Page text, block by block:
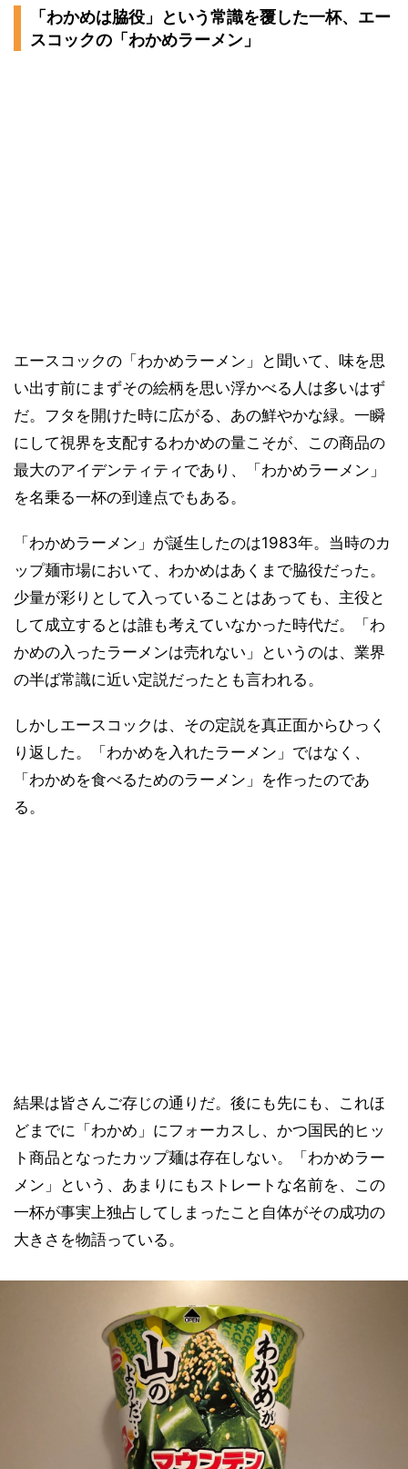
「わかめは脇役」という常識を覆した一杯、エー
スコックの「わかめラーメン」
エースコックの「わかめラーメン」と聞いて、味を思
い出す前にまずその絵柄を思い浮かべる人は多いはず
だ。フタを開けた時に広がる、あの鮮やかな緑。一瞬
にして視界を支配するわかめの量こそが、この商品の
最大のアイデンティティであり、「わかめラーメン」
を名乗る一杯の到達点でもある。
「わかめラーメン」が誕生したのは1983年。当時のカ
ップ麺市場において、わかめはあくまで脇役だった。
少量が彩りとして入っていることはあっても、主役と
して成立するとは誰も考えていなかった時代だ。「わ
かめの入ったラーメンは売れない」というのは、業界
の半ば常識に近い定説だったとも言われる。
しかしエースコックは、その定説を真正面からひっく
り返した。「わかめを入れたラーメン」ではなく、
「わかめを食べるためのラーメン」を作ったのであ
る。
結果は皆さんご存じの通りだ。後にも先にも、これほ
どまでに「わかめ」にフォーカスし、かつ国民的ヒッ
ト商品となったカップ麺は存在しない。「わかめラー
メン」という、あまりにもストレートな名前を、この
一杯が事実上独占してしまったこと自体がその成功の
大きさを物語っている。